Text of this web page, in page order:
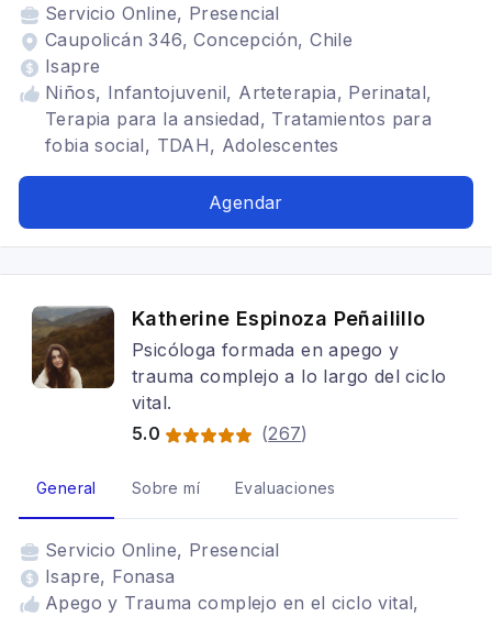
Servicio Online, Presencial
Caupolicán 346, Concepción, Chile
Isapre
Niños, Infantojuvenil, Arteterapia, Perinatal,
Terapia para la ansiedad, Tratamientos para
fobia social, TDAH, Adolescentes
Agendar
Katherine Espinoza Peñailillo
Psicóloga formada en apego y
trauma complejo a lo largo del ciclo
vital.
5.0
(267)
General Sobre mí Evaluaciones
Servicio Online, Presencial
Isapre, Fonasa
Apego y Trauma complejo en el ciclo vital,